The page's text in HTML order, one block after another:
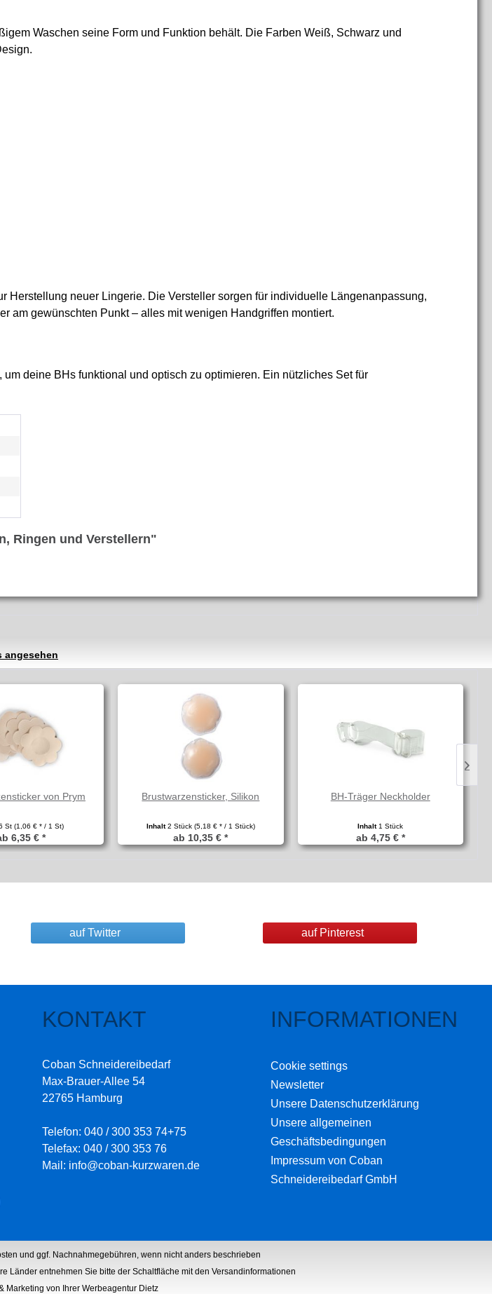
Waschen seine Form und Funktion behält. Die Farben Weiß, Schwarz und
neuer Lingerie. Die Versteller sorgen für individuelle Längenanpassung,
am gewünschten Punkt – alles mit wenigen Handgriffen montiert.
deine BHs funktional und optisch zu optimieren. Ein nützliches Set für
Ringen und Verstellern"
angesehen
von Prym
St(1,06 € * / 1 St)
6,35 € *
Brustwarzensticker, Silikon
Inhalt2 Stück (5,18 € * / 1 Stück)
ab 10,35 € *
BH-Träger Neckholder
Inhalt 1 Stück
ab 4,75 € *
auf Twitter auf Pinterest
KONTAKT
Coban Schneidereibedarf
Max-Brauer-Allee 54
22765 Hamburg
Telefon: 040 / 300 353 74+75
Telefax: 040 / 300 353 76
Mail: info@coban-kurzwaren.de
INFORMATIONEN
Cookie settings
Newsletter
Unsere Datenschutzerklärung
Unsere allgemeinen
Geschäftsbedingungen
Impressum von Coban
Schneidereibedarf GmbH
und ggf. Nachnahmegebühren, wenn nicht anders beschrieben
Länder entnehmen Sie bitte der Schaltfläche mit den Versandinformationen
Marketing von Ihrer Werbeagentur Dietz